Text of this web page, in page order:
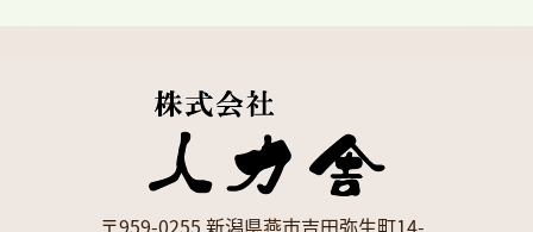
〒959-0255 新潟県燕市吉田弥生町14-